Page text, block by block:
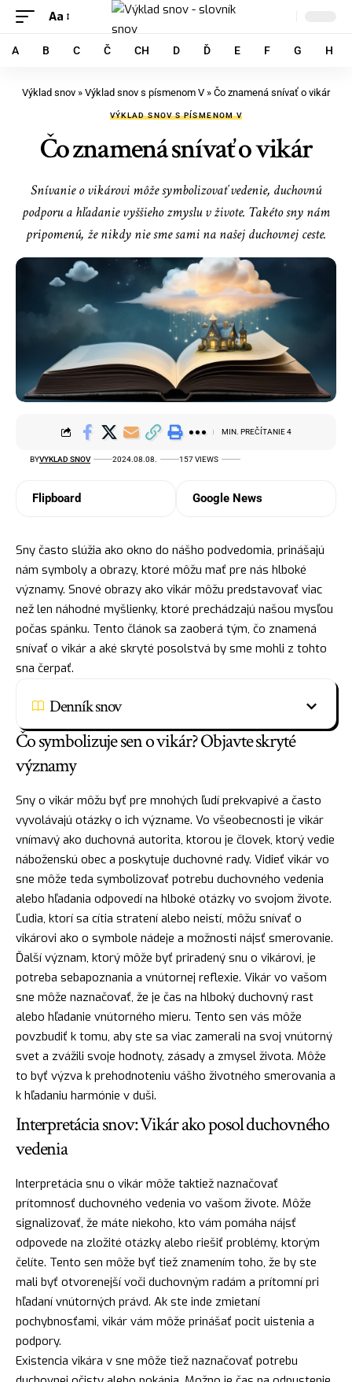
Aa
A B C Č CH D Ď E F G H
Výklad snov » Výklad snov s písmenom V » Čo znamená snívať o vikár
VÝKLAD SNOV S PÍSMENOM V
Čo znamená snívať o vikár
Snívanie o vikárovi môže symbolizovať vedenie, duchovnú
podporu a hľadanie vyššieho zmyslu v živote. Takéto sny nám
pripomenú, že nikdy nie sme sami na našej duchovnej ceste.
BYVYKLAD SNOV 2024.08.08. 157 VIEWS
MIN. PREČÍTANIE 4
Flipboard Google News
Sny často slúžia ako okno do nášho podvedomia, prinášajú
nám symboly a obrazy, ktoré môžu mať pre nás hlboké
významy. Snové obrazy ako vikár môžu predstavovať viac
než len náhodné myšlienky, ktoré prechádzajú našou mysľou
počas spánku. Tento článok sa zaoberá tým, čo znamená
snívať o vikár a aké skryté posolstvá by sme mohli z tohto
sna čerpať.
Denník snov
Čo symbolizuje sen o vikár? Objavte skryté
významy
Sny o vikár môžu byť pre mnohých ľudí prekvapivé a často
vyvolávajú otázky o ich význame. Vo všeobecnosti je vikár
vnímavý ako duchovná autorita, ktorou je človek, ktorý vedie
náboženskú obec a poskytuje duchovné rady. Vidieť vikár vo
sne môže teda symbolizovať potrebu duchovného vedenia
alebo hľadania odpovedí na hlboké otázky vo svojom živote.
Ľudia, ktorí sa cítia stratení alebo neistí, môžu snívať o
vikárovi ako o symbole nádeje a možnosti nájsť smerovanie.
Ďalší význam, ktorý môže byť priradený snu o vikárovi, je
potreba sebapoznania a vnútornej reflexie. Vikár vo vašom
sne môže naznačovať, že je čas na hlboký duchovný rast
alebo hľadanie vnútorného mieru. Tento sen vás môže
povzbudiť k tomu, aby ste sa viac zamerali na svoj vnútorný
svet a zvážili svoje hodnoty, zásady a zmysel života. Môže
to byť výzva k prehodnoteniu vášho životného smerovania a
k hľadaniu harmónie v duši.
Interpretácia snov: Vikár ako posol duchovného
vedenia
Interpretácia snu o vikár môže taktiež naznačovať
prítomnosť duchovného vedenia vo vašom živote. Môže
signalizovať, že máte niekoho, kto vám pomáha nájsť
odpovede na zložité otázky alebo riešiť problémy, ktorým
čelíte. Tento sen môže byť tiež znamením toho, že by ste
mali byť otvorenejší voči duchovným radám a prítomní pri
hľadaní vnútorných právd. Ak ste inde zmietaní
pochybnosťami, vikár vám môže prinášať pocit uistenia a
podpory.
Existencia vikára v sne môže tiež naznačovať potrebu